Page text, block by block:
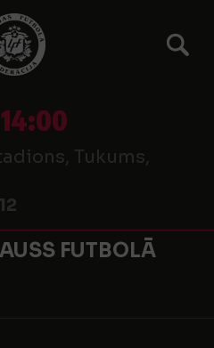
14:00
Tukums,
FUTBOLĀ